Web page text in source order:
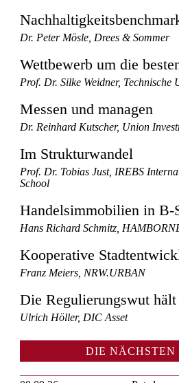
Dr. Peter Mösle, Drees & Sommer
Wettbewerb um die
Prof. Dr. Silke Weidner, Technische
Messen und managen
Dr. Reinhard Kutscher, Union
Im Strukturwandel
Prof. Dr. Tobias Just, IREBS
School
Handelsimmobilien in B-
Hans Richard Schmitz,
Kooperative
Franz Meiers, NRW.URBAN
Die Regulierungswut hält
Ulrich Höller, DIC Asset
DIE NÄCHSTEN